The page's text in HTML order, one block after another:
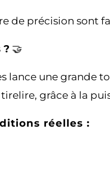
de précision sont
? 🤝
lance une
grâce à la
réelles :